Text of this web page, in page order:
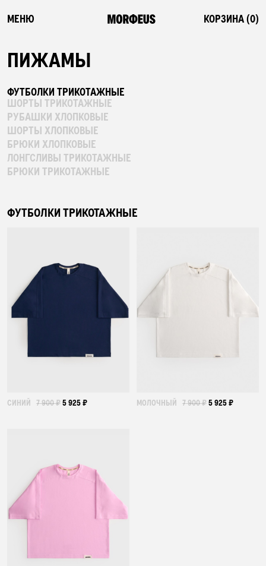
МЕНЮ КОРЗИНА (0)
СМОТРЕТЬ ВСЕ
ФЛЕШ-РАСПРОДАЖА
НОВИНКИ
БАР НАВОЛОЧЕК
ПИЖАМЫ
ПОДАРОЧНЫЙ СЕРТИФИКАТ
ПИЖАМЫ
ФУТБОЛКИ ТРИКОТАЖНЫЕ
ШОРТЫ ТРИКОТАЖНЫЕ
РУБАШКИ ХЛОПКОВЫЕ
ШОРТЫ ХЛОПКОВЫЕ
БРЮКИ ХЛОПКОВЫЕ
ЛОНГСЛИВЫ ТРИКОТАЖНЫЕ
БРЮКИ ТРИКОТАЖНЫЕ
ФУТБОЛКИ ТРИКОТАЖНЫЕ
СИНИЙ 7 900 ₽5 925 ₽ МОЛОЧНЫЙ 7 900 ₽5 925 ₽